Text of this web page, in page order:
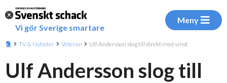
Vi gör Sverige smartare
Meny
TV & Nyheter Veteran Ulf Andersson slog till direkt med vinst
Ulf Andersson slog till